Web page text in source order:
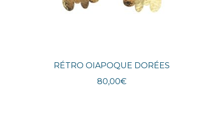
RÉTRO OIAPOQUE DORÉES
80,00€